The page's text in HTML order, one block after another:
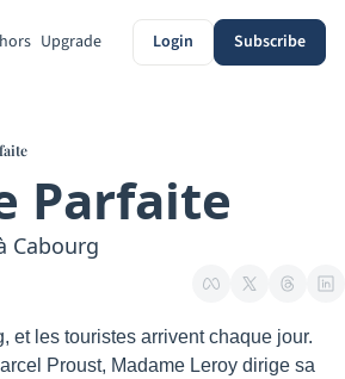
Upgrade Login Subscribe
Parfaite
Cabourg
et les touristes arrivent chaque jour.
Proust, Madame Leroy dirige sa